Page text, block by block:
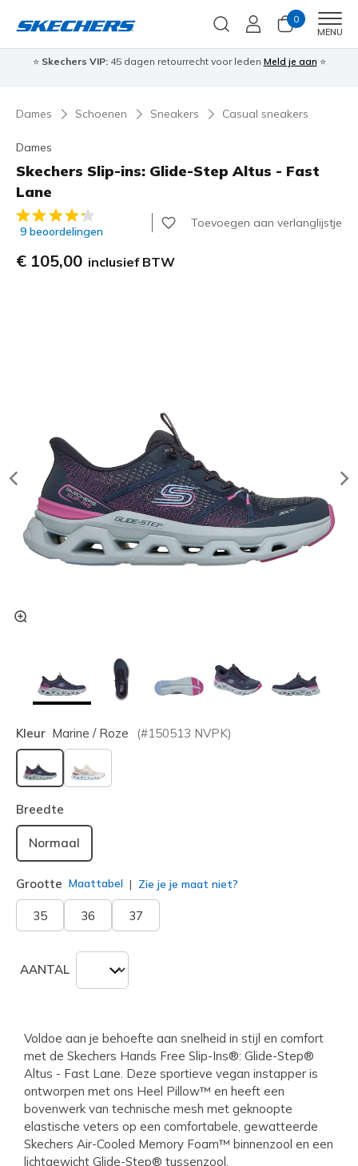
0
MENU
⭐ Skechers VIP:45 dagen retourrecht voor leden Meld je aan ⭐
Dames Schoenen Sneakers Casual sneakers
Dames
Skechers Slip-ins: Glide-Step Altus - Fast
Lane
3,8 van de 5 klantbeoordelingen
9 beoordelingen
Toevoegen aan verlanglijstje
€ 105,00 inclusief BTW
Kleur Marine / Roze (#150513 NVPK)
geselecteerd
Breedte
Normaal
Grootte Maattabel Zie je je maat niet?
35 36 37
AANTAL
Voldoe aan je behoefte aan snelheid in stijl en comfort
met de Skechers Hands Free Slip-Ins®: Glide-Step®
Altus - Fast Lane. Deze sportieve vegan instapper is
ontworpen met ons Heel Pillow™ en heeft een
bovenwerk van technische mesh met geknoopte
elastische veters op een comfortabele, gewatteerde
Skechers Air-Cooled Memory Foam™ binnenzool en een
lichtgewicht Glide-Step® tussenzool.